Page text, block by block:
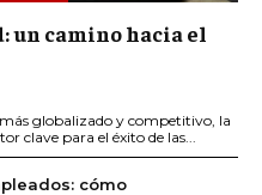
un camino hacia el
globalizado y competitivo, la
clave para el éxito de las...
cómo